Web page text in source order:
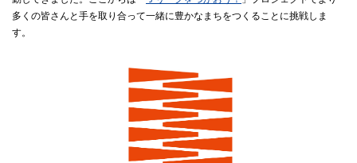
多くの皆さんと手を取り合って一緒に豊かなまちをつくることに挑戦しま
す。